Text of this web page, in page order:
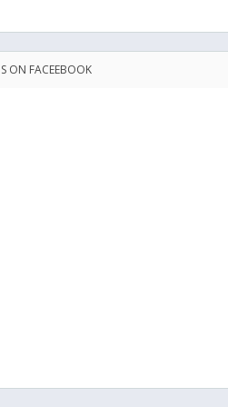
ON FACEEBOOK